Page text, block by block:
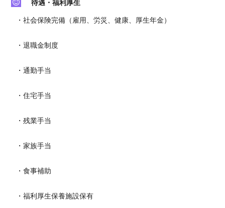
・社会保険完備（雇用、労災、健康、厚生年金）
・退職金制度
・通勤手当
・住宅手当
・残業手当
・家族手当
・食事補助
・福利厚生保養施設保有